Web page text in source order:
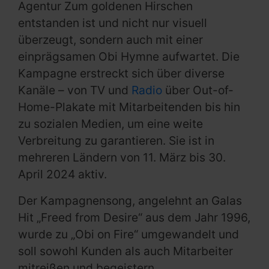
Agentur Zum goldenen Hirschen
entstanden ist und nicht nur visuell
überzeugt, sondern auch mit einer
einprägsamen Obi Hymne aufwartet. Die
Kampagne erstreckt sich über diverse
Kanäle – von TV und Radio über Out-of-
Home-Plakate mit Mitarbeitenden bis hin
zu sozialen Medien, um eine weite
Verbreitung zu garantieren. Sie ist in
mehreren Ländern von 11. März bis 30.
April 2024 aktiv.
Der Kampagnensong, angelehnt an Galas
Hit „Freed from Desire“ aus dem Jahr 1996,
wurde zu „Obi on Fire“ umgewandelt und
soll sowohl Kunden als auch Mitarbeiter